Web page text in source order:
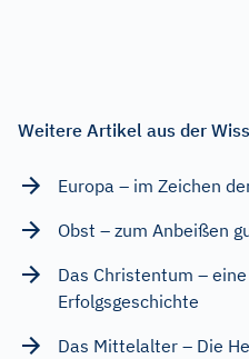
Weitere Artikel aus der
Europa – im Zeichen
Obst – zum Anbeißen
Das Christentum –
Erfolgsgeschichte
Das Mittelalter – Die